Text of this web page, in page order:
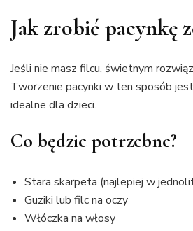
Jak zrobić pacynkę
Jeśli nie masz filcu, świetnym
Tworzenie pacynki w ten sposób
idealne dla dzieci.
Co będzie potrzebne?
Stara skarpeta (najlepiej w
Guziki lub filc na oczy
Włóczka na włosy